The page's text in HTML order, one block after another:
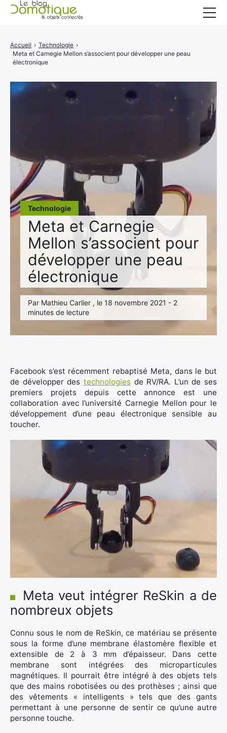
Technologie
Meta et Carnegie
Mellon s’associent pour
développer une peau
électronique
Par Mathieu Carlier , le 18 novembre 2021 - 2
minutes de lecture
Accueil › Technologie ›
Meta et Carnegie Mellon s’associent pour développer une peau
électronique
Facebook s’est récemment rebaptisé Meta, dans le but
de développer des technologiesde RV/RA. L’un de ses
premiers projets depuis cette annonce est une
collaboration avec l’université Carnegie Mellon pour le
développement d’une peau électronique sensible au
toucher.
Meta veut intégrer ReSkin a de
nombreux objets
Connu sous le nom de ReSkin, ce matériau se présente
sous la forme d’une membrane élastomère flexible et
extensible de 2 à 3 mm d’épaisseur. Dans cette
membrane sont intégrées des microparticules
magnétiques. Il pourrait être intégré à des objets tels
que des mains robotisées ou des prothèses ; ainsi que
des vêtements « intelligents » tels que des gants
permettant à une personne de sentir ce qu’une autre
personne touche.
Catégories
×